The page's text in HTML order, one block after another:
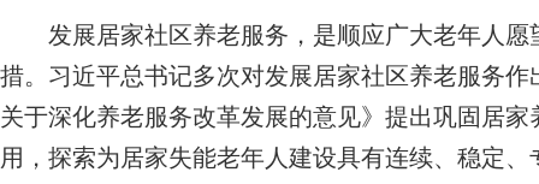
发展居家社区养老服务，是顺应广大老年人愿
措。习近平总书记多次对发展居家社区养老服务
关于深化养老服务改革发展的意见》提出巩固居
用，探索为居家失能老年人建设具有连续、稳定、